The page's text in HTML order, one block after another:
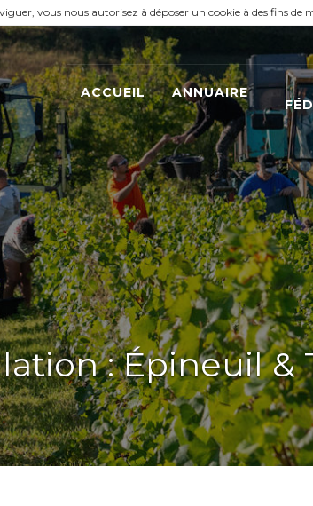
vous nous autorisez à déposer un cookie à des fins de
ACCUEIL ANNUAIRE
: Épineuil &